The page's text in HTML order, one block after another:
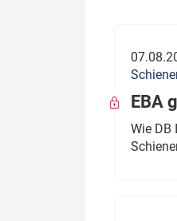
Politik
wen?
EBA
Wie DB